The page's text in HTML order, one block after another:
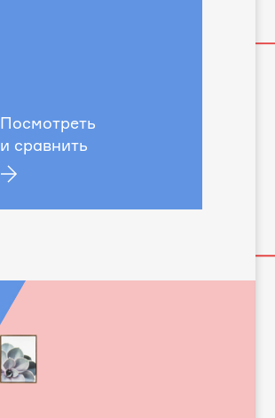
Посмотреть
и сравнить